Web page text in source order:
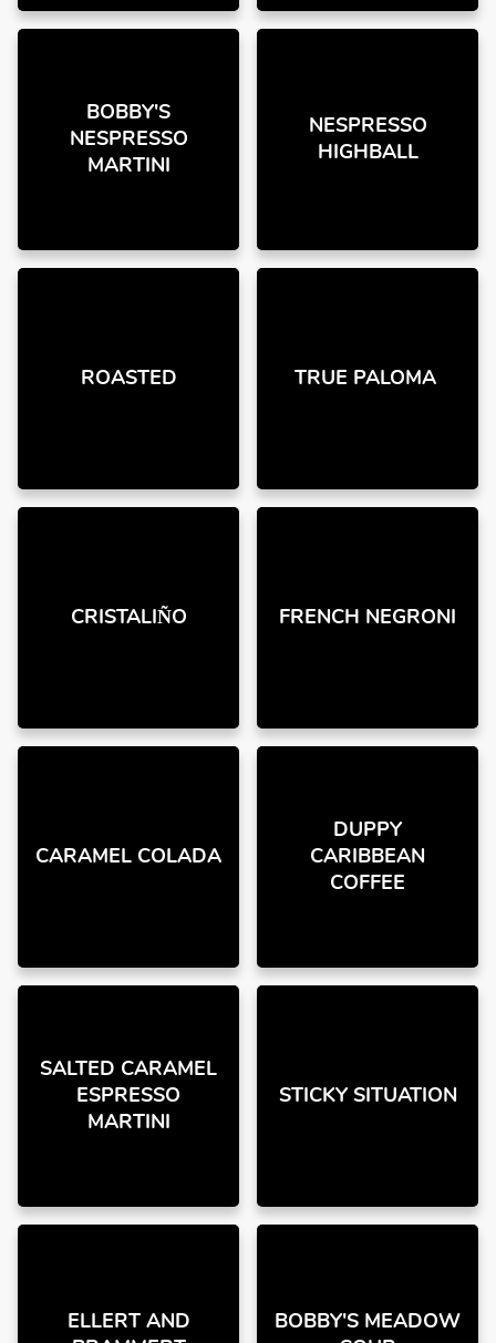
BOBBY'S
NESPRESSO
MARTINI
NESPRESSO
HIGHBALL
ROASTED TRUE PALOMA
CRISTALIÑO FRENCH NEGRONI
CARAMEL COLADA
DUPPY
CARIBBEAN
COFFEE
SALTED CARAMEL
ESPRESSO
MARTINI
STICKY SITUATION
ELLERT AND
BOBBY'S MEADOW